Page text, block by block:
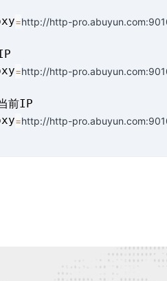
=http://http-
=http://http-
前IP
=http://http-